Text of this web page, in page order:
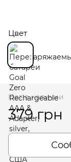
Цвет
Нет в наличии
379 грн